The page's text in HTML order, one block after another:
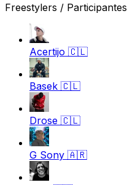
Freestylers / Participantes
Acertijo 🇨🇱
Basek 🇨🇱
Drose 🇨🇱
G Sony 🇦🇷